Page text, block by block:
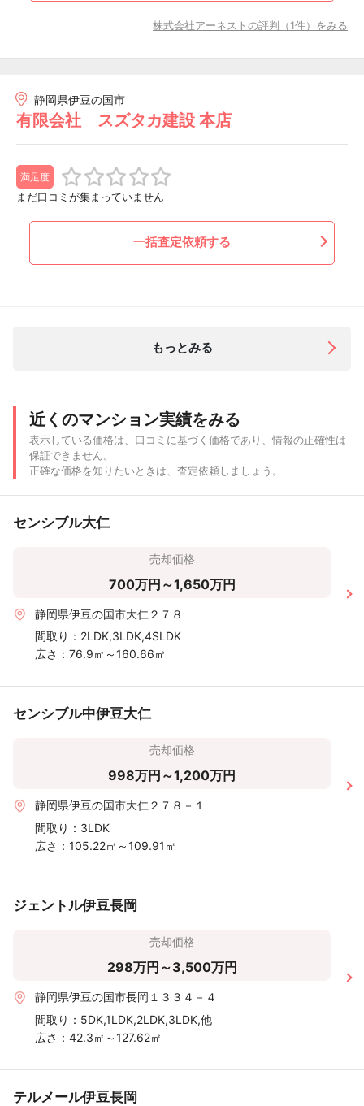
株式会社アーネストの評判（1件）をみる
静岡県伊豆の国市
有限会社 スズタカ建設 本店
満足度
まだ口コミが集まっていません
一括査定依頼する
もっとみる
近くのマンション実績をみる
表示している価格は、口コミに基づく価格であり、情報の正確性は
保証できません。
正確な価格を知りたいときは、査定依頼しましょう。
センシブル大仁
売却価格
700万円～1,650万円
静岡県伊豆の国市大仁２７８
間取り： 2LDK,3LDK,4SLDK
広さ： 76.9㎡～160.66㎡
センシブル中伊豆大仁
売却価格
998万円～1,200万円
静岡県伊豆の国市大仁２７８－１
間取り： 3LDK
広さ： 105.22㎡～109.91㎡
ジェントル伊豆長岡
売却価格
298万円～3,500万円
静岡県伊豆の国市長岡１３３４－４
間取り： 5DK,1LDK,2LDK,3LDK,他
広さ： 42.3㎡～127.62㎡
テルメール伊豆長岡